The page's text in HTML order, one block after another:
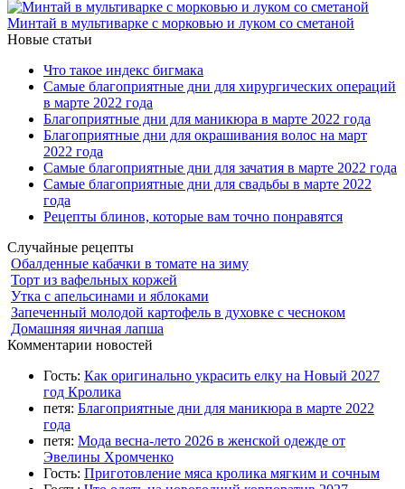
Минтай в мультиварке с морковью и луком со сметаной
Новые статьи
Что такое индекс бигмака
Самые благоприятные дни для хирургических операций
в марте 2022 года
Благоприятные дни для маникюра в марте 2022 года
Благоприятные дни для окрашивания волос на март
2022 года
Самые благоприятные дни для зачатия в марте 2022 года
Самые благоприятные дни для свадьбы в марте 2022
года
Рецепты блинов, которые вам точно понравятся
Случайные рецепты
Обалденные кабачки в томате на зиму
Торт из вафельных коржей
Утка с апельсинами и яблоками
Запеченный молодой картофель в духовке с чесноком
Домашняя яичная лапша
Комментарии новостей
Гость: Как оригинально украсить елку на Новый 2027
год Кролика
петя: Благоприятные дни для маникюра в марте 2022
года
петя: Мода весна-лето 2026 в женской одежде от
Эвелины Хромченко
Гость: Приготовление мяса кролика мягким и сочным